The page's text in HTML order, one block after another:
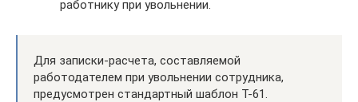
работнику при увольнении.
Для записки-расчета, составляемой
работодателем при увольнении сотрудника,
предусмотрен стандартный шаблон Т-61.